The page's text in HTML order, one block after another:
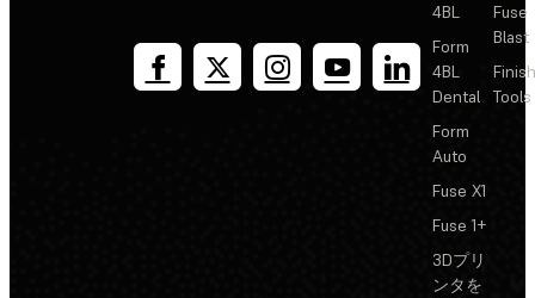
4BL
Form
4BL
Dental
Form
Auto
Fuse X1
Fuse 1+
3Dプリ
ンタを
Fuse
Blast
Tools